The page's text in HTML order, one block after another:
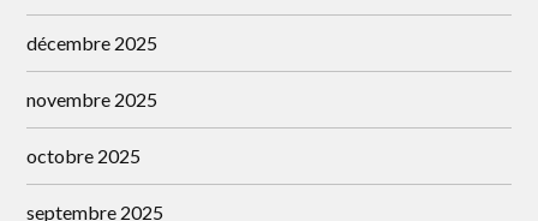
décembre 2025
novembre 2025
octobre 2025
septembre 2025